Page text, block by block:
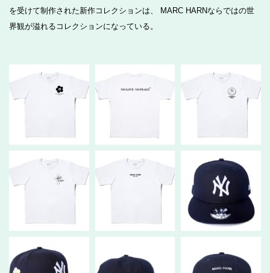
を受けて制作された新作コレクションは、 MARC HARNならではの世
界観が溢れるコレクションになっている。